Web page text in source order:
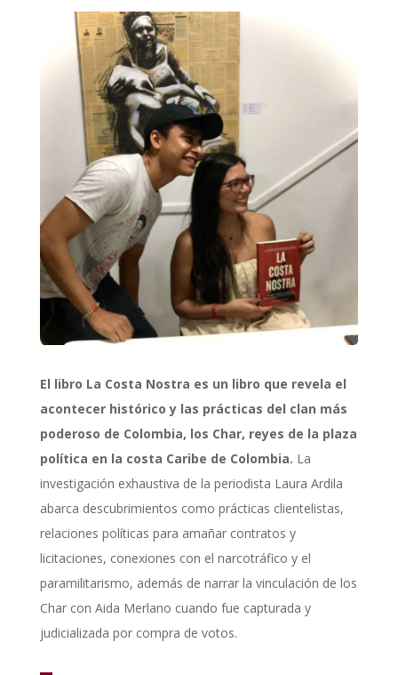
El libro La Costa Nostra es un libro que revela el
acontecer histórico y las prácticas del clan más
poderoso de Colombia, los Char, reyes de la plaza
política en la costa Caribe de Colombia. La
investigación exhaustiva de la periodista Laura Ardila
abarca descubrimientos como prácticas clientelistas,
relaciones políticas para amañar contratos y
licitaciones, conexiones con el narcotráfico y el
paramilitarismo, además de narrar la vinculación de los
Char con Aida Merlano cuando fue capturada y
judicializada por compra de votos.